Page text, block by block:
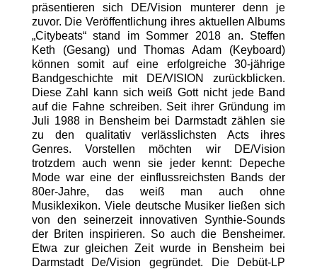
präsentieren sich DE/Vision munterer denn je
zuvor. Die Veröffentlichung ihres aktuellen Albums
„Citybeats“ stand im Sommer 2018 an. Steffen
Keth (Gesang) und Thomas Adam (Keyboard)
können somit auf eine erfolgreiche 30-jährige
Bandgeschichte mit DE/VISION zurückblicken.
Diese Zahl kann sich weiß Gott nicht jede Band
auf die Fahne schreiben. Seit ihrer Gründung im
Juli 1988 in Bensheim bei Darmstadt zählen sie
zu den qualitativ verlässlichsten Acts ihres
Genres. Vorstellen möchten wir DE/Vision
trotzdem auch wenn sie jeder kennt: Depeche
Mode war eine der einflussreichsten Bands der
80er-Jahre, das weiß man auch ohne
Musiklexikon. Viele deutsche Musiker ließen sich
von den seinerzeit innovativen Synthie-Sounds
der Briten inspirieren. So auch die Bensheimer.
Etwa zur gleichen Zeit wurde in Bensheim bei
Darmstadt De/Vision gegründet. Die Debüt-LP